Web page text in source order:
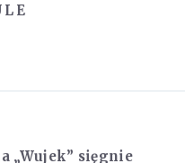
„Wujek” sięgnie